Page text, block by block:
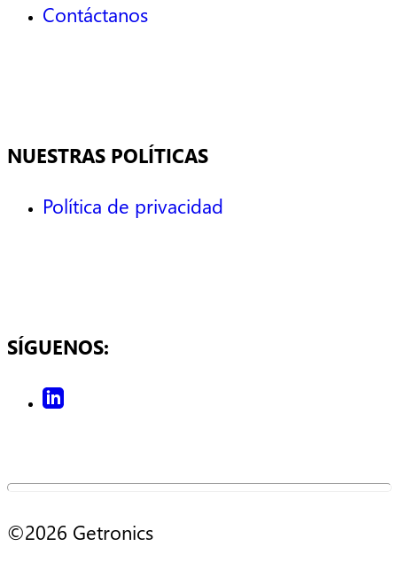
Contáctanos
NUESTRAS POLÍTICAS
Política de privacidad
SÍGUENOS:
©2026 Getronics